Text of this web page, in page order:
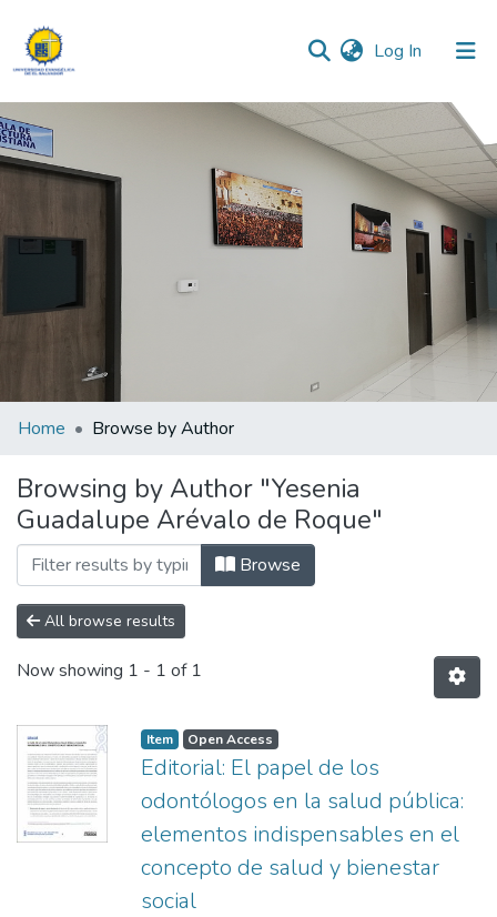
Log In (current)
Communities & Collections
All of DSpace
Home Browse by Author
Browsing by Author "Yesenia
Guadalupe Arévalo de Roque"
Browse
All browse results
Now showing 1 - 1 of 1
Item Open Access
Editorial: El papel de los
odontólogos en la salud pública:
elementos indispensables en el
concepto de salud y bienestar
social